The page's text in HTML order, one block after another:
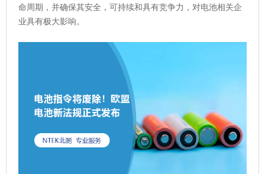
命周期，并确保其安全，可持续和具有竞争力，对电池相关企
业具有极大影响。